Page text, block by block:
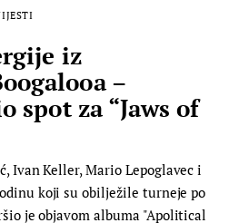
iz
–
spot za “Jaws of
Ivan Keller, Mario Lepoglavec i
koji su obilježile turneje po
je objavom albuma "Apolitical